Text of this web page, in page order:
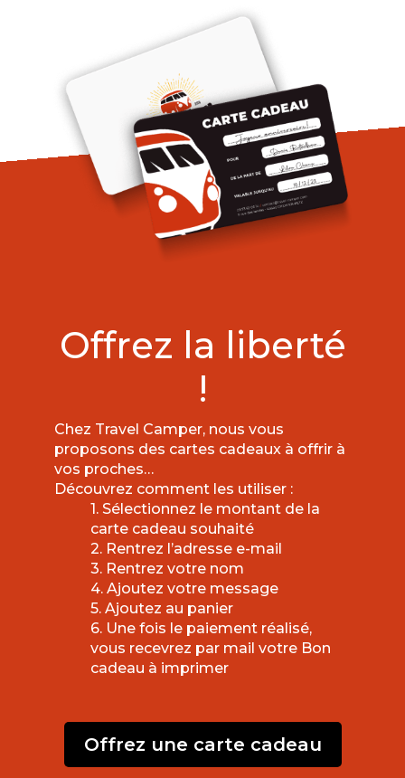
Offrez la liberté
!
Chez Travel Camper, nous vous
proposons des cartes cadeaux à offrir à
vos proches…
Découvrez comment les utiliser :
1. Sélectionnez le montant de la
carte cadeau souhaité
2. Rentrez l’adresse e-mail
3. Rentrez votre nom
4. Ajoutez votre message
5. Ajoutez au panier
6. Une fois le paiement réalisé,
vous recevrez par mail votre Bon
cadeau à imprimer
Offrez une carte cadeau